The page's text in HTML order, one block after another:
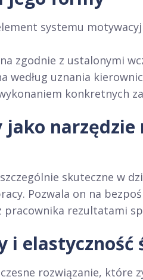
systemu
zgodnie z ustalonymi
według uznania
konkretnych
jako
skuteczne w
Pozwala on na
rezultatami
i elastyczność
rozwiązanie, które